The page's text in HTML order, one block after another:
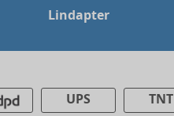
Lindapter
UPS
TNT